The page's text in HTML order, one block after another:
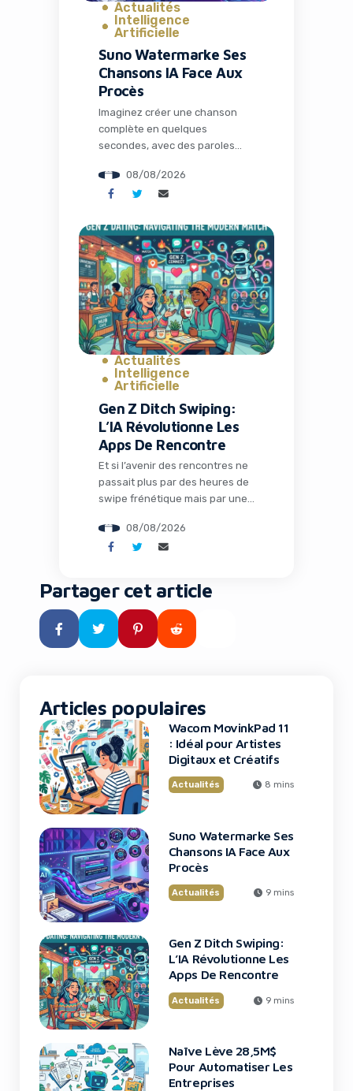
Actualités
Intelligence
Artificielle
Suno Watermarke Ses
Chansons IA Face Aux
Procès
Imaginez créer une chanson
complète en quelques
secondes, avec des paroles
entraînante et une voix qui
semble tout droit sortie d’un
promesse des outils
d’intelligence artificielle comme
Suno. Mais derrière cette
révolution créative se cachent
des tensions majeures avec
l’industrie musicale
traditionnelle. Aujourd’hui, Suno
fait un pas décisif […]
08/08/2026
Actualités
Intelligence
Artificielle
Gen Z Ditch Swiping:
L’IA Révolutionne Les
Apps De Rencontre
Et si l’avenir des rencontres ne
passait plus par des heures de
swipe frénétique mais par une
comprend vraiment qui vous
êtes ? C’est le pari audacieux
qui séduit la Gen Z en
remplaçant les interfaces
addictives par un système de
matchmaking intelligent et des
rendez-vous concrets. […]
08/08/2026
Partager cet article
Articles populaires
Wacom MovinkPad 11
: Idéal pour Artistes
Digitaux et Créatifs
Actualités 8 mins
Suno Watermarke Ses
Chansons IA Face Aux
Procès
Actualités 9 mins
Gen Z Ditch Swiping:
L’IA Révolutionne Les
Apps De Rencontre
Actualités 9 mins
Naïve Lève 28,5M$
Pour Automatiser Les
Entreprises